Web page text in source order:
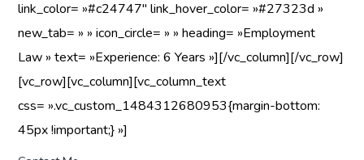
link_color= »#c24747″ link_hover_color= »#27323d »
new_tab= » » icon_circle= » » heading= »Employment
Law » text= »Experience: 6 Years »][/vc_column][/vc_row]
[vc_row][vc_column][vc_column_text
css= ».vc_custom_1484312680953{margin-bottom:
45px !important;} »]